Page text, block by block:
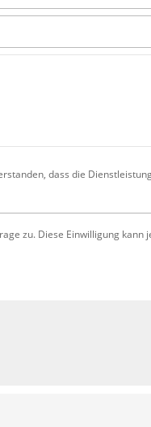
dass die
zu. Diese Einwilligung kann